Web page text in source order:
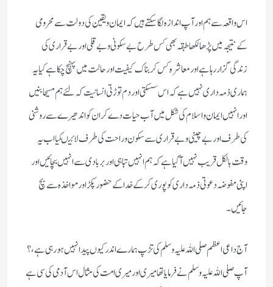
اس واقعہ سے ہم اور آپ اندازہ لگا سکتے ہیں کہ ایمان و یقین کی دولت سے محرومی
کے نتیجہ میں پڑھا لکھا طبقہ بھی کس طرح بے سکونی و بے قلی اور بے قراری کی
زندگی گزار رہا ہے اور معاشرہ کس کربناک کیفیت اور حالت میں پہنچ چکا ہے کیا یہ
ہماری ذمہ داری نہیں ہے کہ اس سسکتی اور دم توڑتی انسانیت کہ لئے ہم مسیحا بنیں
اور انہیں ایمان و اسلام کی شکل میں آب حیات دے کر ان کو اندھیرے سے روشنی
کی طرف اور بے چینی و بے قراری سے سکون و راحت کی طرف لائیںکیا اب یہ
وقت بالکل قریب نہیں آگیا ہے کہ ہم انہیں تباہی اور بربادی سے انہیں بچائیں اور
اپنی مفوضہ دعوتی ذمہ داری کو پوری کرکے خدا کے حضور پکڑ اور مواخذہ سے بچ
جائیں ۔
آج داعی اعظم صلی اللہ علیہ وسلم کی تڑپ ہمارے اندر کیوں پیدا نہیں ہو رہی ہے،؟
آپ صلی اللہ علیہ وسلم نے فرمایا تھا میری اور میری امت کی مثال اس آدمی کی سی ہے